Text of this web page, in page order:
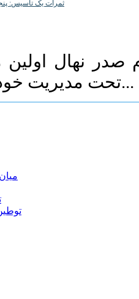
ثمرات یک تأسیس:
صدر نهال
تحت مدیریت خود را در لبنان غرس...